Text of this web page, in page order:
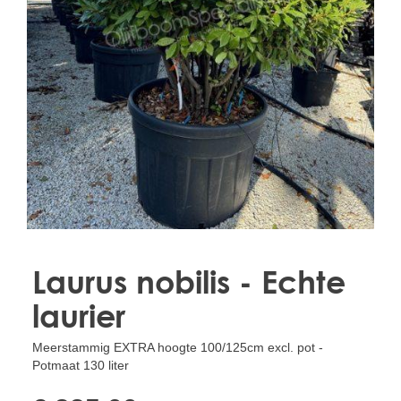
Treesafe
VORSTBESCHERMINGVOORBOMEN.NL
WINTERSCHUTZFUERBAEUME.DE
FROSTPROTECTIONFORTREES.CO.UK
Terracotta
TERRACOTTA.NL
TERRACOTTA.BE
TERRAKOTTA.DE
Laurus nobilis - Echte
laurier
Meerstammig EXTRA hoogte 100/125cm excl. pot -
Potmaat 130 liter